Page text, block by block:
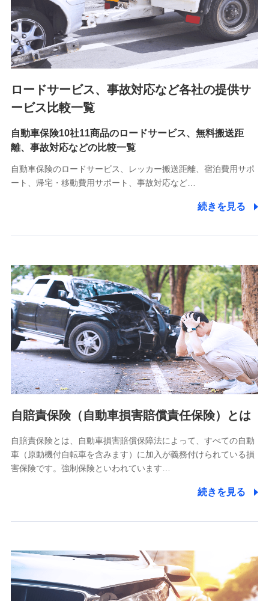
8.取引先個人情報
取引先としての選定業務、営業情報の提供業務、契約締結手
続き業務、取引管理業務、およびこれらに準ずる業務の遂行
のため
9.お問い合わせ情報
各種お問い合わせに対応するため
10.受託業務の 個人情報
受託業務の遂行およびこれらに準ずる業務の遂行のため
11.マイカー通勤管理クラウド並びに法人向けASPサー
をお送りするため
分析するため
当社の対応品質向上やお問い合わせ内容の正確な把握のため
個人情報保護管理者の職名、連絡先
株式会社ドコモ・インシュアランス 営業部長
〒103-0013 東京都中央区日本橋人形町2-14-10 アーバン
ネット日本橋ビル 3F
株式会社ドコモ・インシュアランス
個人情報の第三者提供について
除き、第三者に提供いたしません。
業務の委託
当社は利用目的の達成に必要な範囲内において個人情報の取
【共同して利用される利用データの項目】
当社又は株式会社NTTドコモがサービス提供等を通じて取得
した、以下の情報などの個人データ
ロードサービス、事故対応など各社の提供サ
ービス比較一覧
自動車保険10社11商品のロードサービス、無料搬送距
離、事故対応などの比較一覧
自動車保険のロードサービス、レッカー搬送距離、宿泊費用サポ
ート、帰宅・移動費用サポート、事故対応など…
続きを見る
自賠責保険（自動車損害賠償責任保険）とは
自賠責保険とは、自動車損害賠償保障法によって、すべての自動
車（原動機付自転車を含みます）に加入が義務付けられている損
害保険です。強制保険といわれています…
続きを見る